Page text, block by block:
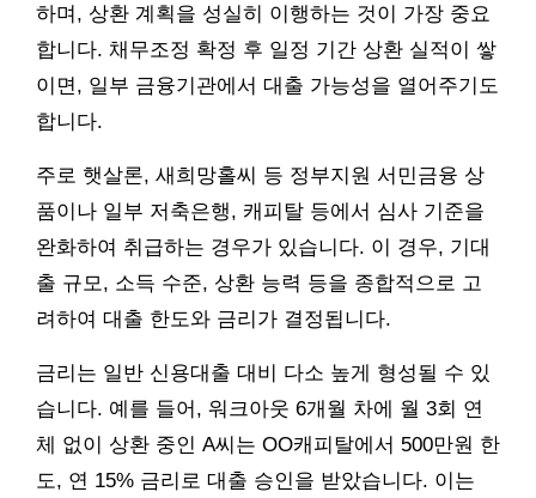
하며, 상환 계획을 성실히 이행하는 것이 가장 중요
합니다. 채무조정 확정 후 일정 기간 상환 실적이 쌓
이면, 일부 금융기관에서 대출 가능성을 열어주기도
합니다.
주로 햇살론, 새희망홀씨 등 정부지원 서민금융 상
품이나 일부 저축은행, 캐피탈 등에서 심사 기준을
완화하여 취급하는 경우가 있습니다. 이 경우, 기대
출 규모, 소득 수준, 상환 능력 등을 종합적으로 고
려하여 대출 한도와 금리가 결정됩니다.
금리는 일반 신용대출 대비 다소 높게 형성될 수 있
습니다. 예를 들어, 워크아웃 6개월 차에 월 3회 연
체 없이 상환 중인 A씨는 OO캐피탈에서 500만원 한
도, 연 15% 금리로 대출 승인을 받았습니다. 이는